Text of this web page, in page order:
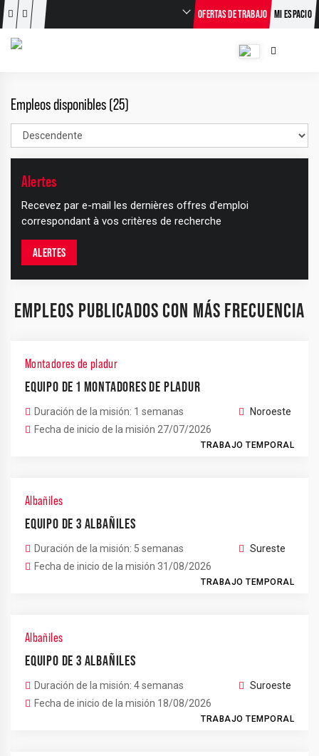
OFERTAS DE TRABAJO MI ESPACIO
Empleos disponibles (25)
Alertes
Recevez par e-mail les dernières offres d'emploi
correspondant à vos critères de recherche
ALERTES
EMPLEOS PUBLICADOS CON MÁS FRECUENCIA
Montadores de pladur
EQUIPO DE 1 MONTADORES DE PLADUR
Duración de la misión: 1 semanas
Fecha de inicio de la misión 27/07/2026
Noroeste
TRABAJO TEMPORAL
Albañiles
EQUIPO DE 3 ALBAÑILES
Duración de la misión: 5 semanas
Fecha de inicio de la misión 31/08/2026
Sureste
TRABAJO TEMPORAL
Albañiles
EQUIPO DE 3 ALBAÑILES
Duración de la misión: 4 semanas
Fecha de inicio de la misión 18/08/2026
Suroeste
TRABAJO TEMPORAL